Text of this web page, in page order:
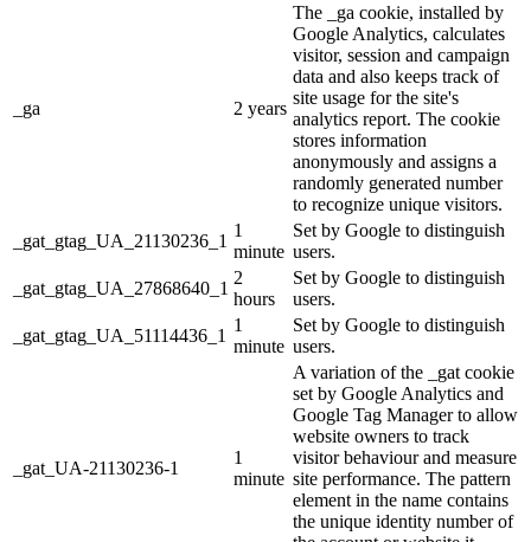
_ga 2 years
The _ga cookie, installed by
Google Analytics, calculates
visitor, session and campaign
data and also keeps track of
site usage for the site's
analytics report. The cookie
stores information
anonymously and assigns a
randomly generated number
to recognize unique visitors.
_gat_gtag_UA_21130236_1
1
minute
Set by Google to distinguish
users.
_gat_gtag_UA_27868640_1
2
hours
Set by Google to distinguish
users.
_gat_gtag_UA_51114436_1
1
minute
Set by Google to distinguish
users.
_gat_UA-21130236-1
1
minute
A variation of the _gat cookie
set by Google Analytics and
Google Tag Manager to allow
website owners to track
visitor behaviour and measure
site performance. The pattern
element in the name contains
the unique identity number of